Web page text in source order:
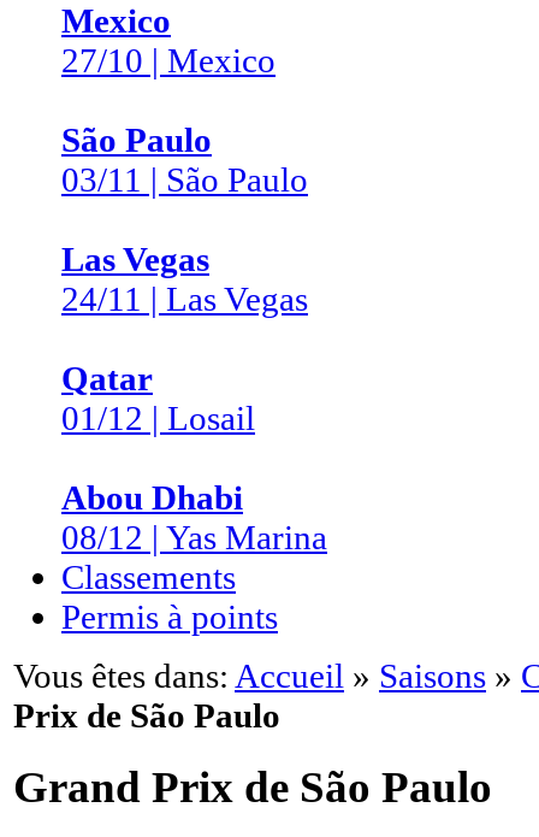
Mexico
27/10 | Mexico
São Paulo
03/11 | São Paulo
Las Vegas
24/11 | Las Vegas
Qatar
01/12 | Losail
Abou Dhabi
08/12 | Yas Marina
Classements
Permis à points
Vous êtes dans: Accueil » Saisons »
Prix de São Paulo
Grand Prix de São Paulo